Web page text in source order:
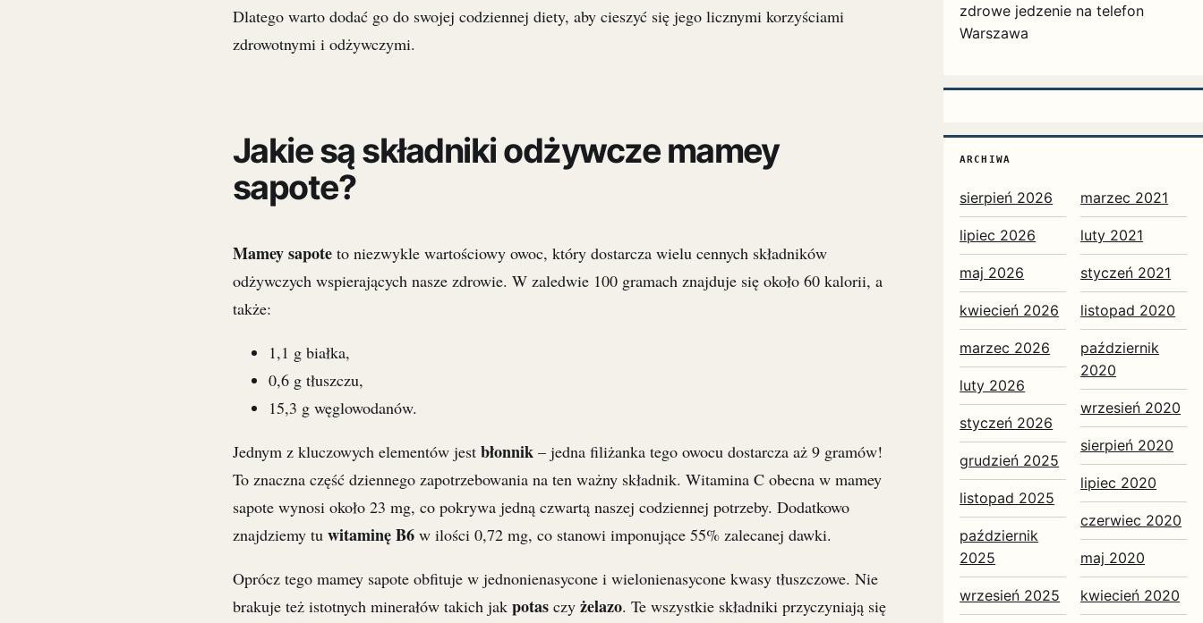
Dlatego warto dodać go do swojej codziennej diety, aby cieszyć się jego licznymi korzyściami
zdrowotnymi i odżywczymi.
Jakie są składniki odżywcze mamey
sapote?
Mamey sapoteto niezwykle wartościowy owoc, który dostarcza wielu cennych składników
odżywczych wspierających nasze zdrowie. W zaledwie 100 gramach znajduje się około 60 kalorii, a
także:
1,1 g białka,
0,6 g tłuszczu,
15,3 g węglowodanów.
Jednym z kluczowych elementów jest błonnik– jedna filiżanka tego owocu dostarcza aż 9 gramów!
To znaczna część dziennego zapotrzebowania na ten ważny składnik. Witamina C obecna w mamey
sapote wynosi około 23 mg, co pokrywa jedną czwartą naszej codziennej potrzeby. Dodatkowo
znajdziemy tu witaminę B6w ilości 0,72 mg, co stanowi imponujące 55% zalecanej dawki.
Oprócz tego mamey sapote obfituje w jednonienasycone i wielonienasycone kwasy tłuszczowe. Nie
brakuje też istotnych minerałów takich jak potasczy żelazo. Te wszystkie składniki przyczyniają się
zdrowe jedzenie na telefon
Warszawa
ARCHIWA
sierpień 2026
lipiec 2026
maj 2026
kwiecień 2026
marzec 2026
luty 2026
styczeń 2026
grudzień 2025
listopad 2025
październik
2025
wrzesień 2025
marzec 2021
luty 2021
styczeń 2021
listopad 2020
październik
2020
wrzesień 2020
sierpień 2020
lipiec 2020
czerwiec 2020
maj 2020
kwiecień 2020